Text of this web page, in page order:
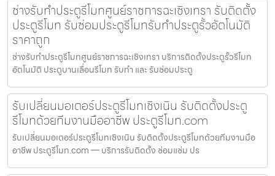
ช่างรับทำประตูรีโมทศูนย์ราชการฉะเชิงเทรา รับติดตั้ง
ประตูรีโมท รับซ่อมประตูรีโมทรับทำประตูรั้วอัตโนมัติ
ราคาถูก
ช่างรับทำประตูรีโมทศูนย์ราชการฉะเชิงเทรา บริการติดตั้งประตูรั้วรีโมท
อัตโนมัติ ประตูบานเลื่อนรีโมท รับทำ และ รับซ่อมประตู
รับเปลี่ยนมอเตอร์ประตูรีโมทเชิงเนิน รับติดตั้งประตู
รีโมทด้วยทีมงานมืออาชีพ ประตูรีโมท.com
รับเปลี่ยนมอเตอร์ประตูรีโมทเชิงเนิน รับติดตั้งประตูรีโมทด้วยทีมงานมือ
อาชีพ ประตูรีโมท.com — บริการรับติดตั้ง ซ่อมแซ่ม ปร